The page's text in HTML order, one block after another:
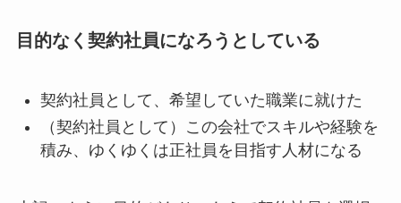
目的なく契約社員になろうとしている
契約社員として、希望していた職業に就けた
（契約社員として）この会社でスキルや経験を
積み、ゆくゆくは正社員を目指す人材になる